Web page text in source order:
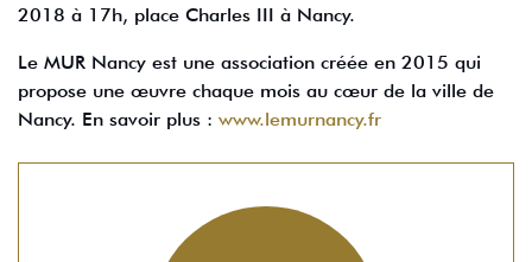
2018 à 17h, place Charles III à Nancy.
Le MUR Nancy est une association créée en 2015 qui
propose une œuvre chaque mois au cœur de la ville de
Nancy. En savoir plus : www.lemurnancy.fr